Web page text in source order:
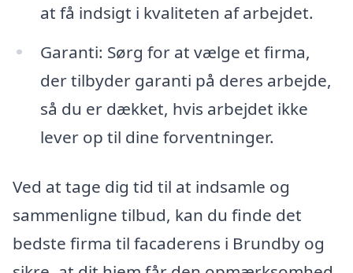
at få indsigt i kvaliteten af arbejdet.
Garanti: Sørg for at vælge et firma,
der tilbyder garanti på deres arbejde,
så du er dækket, hvis arbejdet ikke
lever op til dine forventninger.
Ved at tage dig tid til at indsamle og
sammenligne tilbud, kan du finde det
bedste firma til facaderens i Brundby og